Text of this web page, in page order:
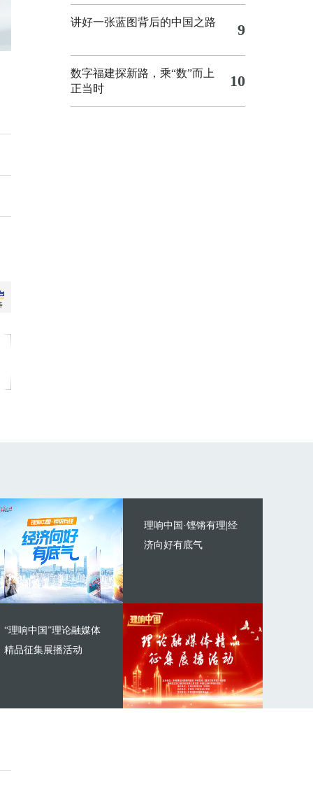
讲好一张蓝图背后的中国之路 9
数字福建探新路，乘“数”而上
正当时
10
理响中国·铿锵有理|经
济向好有底气
“理响中国”理论融媒体
精品征集展播活动